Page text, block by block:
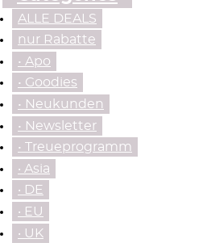
ALLE DEALS
nur Rabatte
• Apo
• Goodies
• Neukunden
• Newsletter
• Treueprogramm
‧ Asia
‧ DE
‧ EU
‧ UK